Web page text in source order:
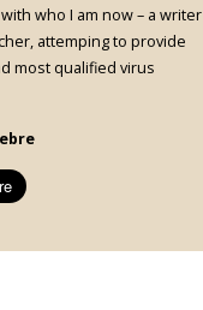
who I am now – a writer
attemping to provide
most qualified virus